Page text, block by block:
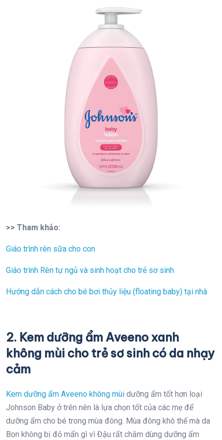
>> Tham khảo:
Giáo trình rèn sữa cho con
Giáo trình Rèn tự ngủ và sinh hoạt cho trẻ sơ sinh
Hướng dẫn cách cho bé bơi thủy liệu (floating baby) tại nhà
2. Kem dưỡng ẩm Aveeno xanh
không mùi cho trẻ sơ sinh có da nhạy
cảm
Kem dưỡng ẩm Aveeno không mùi dưỡng ẩm tốt hơn loại
Johnson Baby ở trên nên là lựa chọn tốt của các mẹ để
dưỡng ẩm cho bé trong mùa đông. Mùa đông khô thế mà da
Bon không bị đỏ mẩn gì vì Đậu rất chăm dùng dưỡng ẩm